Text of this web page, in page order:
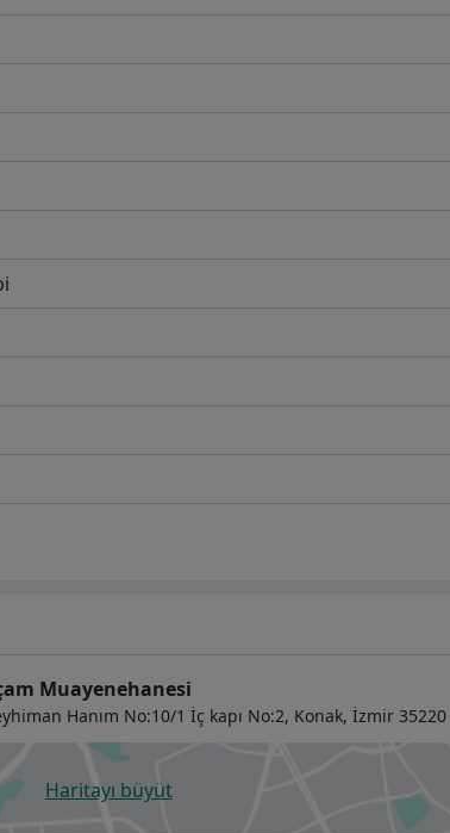
Muayenehanesi
Hanım No:10/1 İç kapı No:2, Konak, İzmir 35220
Haritayı büyüt
yeni bir sekmede açılır